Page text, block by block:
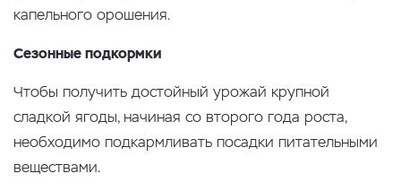
капельного орошения.
Сезонные подкормки
Чтобы получить достойный урожай крупной
сладкой ягоды, начиная со второго года роста,
необходимо подкармливать посадки питательными
веществами.